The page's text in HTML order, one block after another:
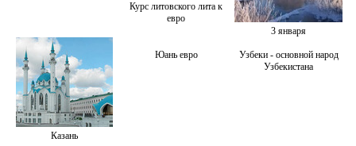
Курс литовского лита к
евро
3 января
Казань
Юань евро
Узбеки - основной народ
Узбекистана